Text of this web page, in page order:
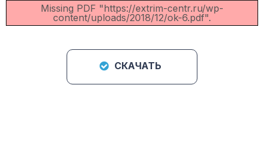
Missing PDF "https://extrim-centr.ru/wp-
content/uploads/2018/12/ok-6.pdf".
СКАЧАТЬ